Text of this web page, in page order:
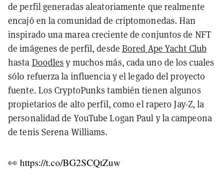
de perfil generadas aleatoriamente que realmente
encajó en la comunidad de criptomonedas. Han
inspirado una marea creciente de conjuntos de NFT
de imágenes de perfil, desde Bored Ape Yacht Club
hasta Doodles y muchos más, cada uno de los cuales
sólo refuerza la influencia y el legado del proyecto
fuente. Los CryptoPunks también tienen algunos
propietarios de alto perfil, como el rapero Jay-Z, la
personalidad de YouTube Logan Paul y la campeona
de tenis Serena Williams.
👀 https://t.co/BG2SCQtZuw